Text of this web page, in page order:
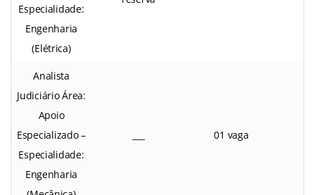
Especialidade:
Engenharia
(Elétrica)
Analista
Judiciário Área:
Apoio
Especializado –
Especialidade:
Engenharia
01 vaga